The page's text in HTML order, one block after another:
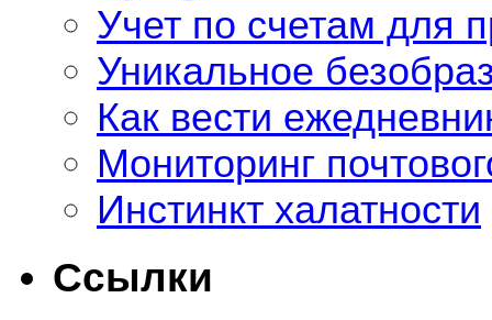
Учет по счетам для
Уникальное
Как вести
Мониторинг
Инстинкт халатности
Ссылки